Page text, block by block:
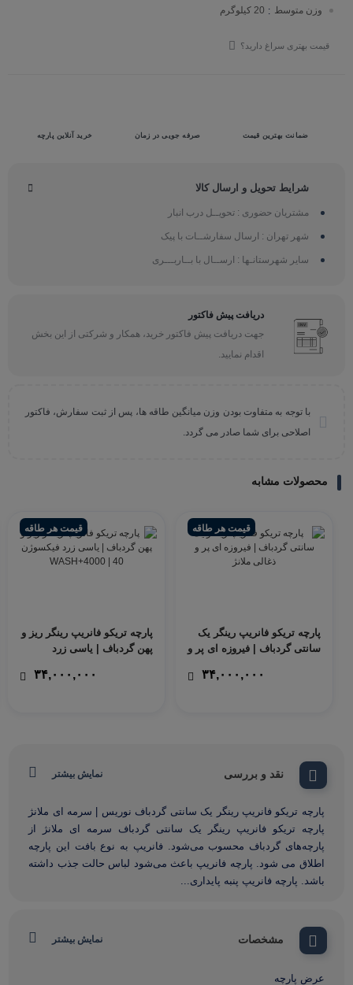
وزن متوسط : 20 کیلوگرم
قیمت بهتری سراغ دارید؟
ضمانت بهترین قیمت صرفه جویی در زمان خرید آنلاین پارچه
شرایط تحویل و ارسال کالا
مشتریان حضوری : تحویــل درب انبار
شهر تهران : ارسال سفارشــات با پیک
سایر شهرستانـها : ارســال با بــاربـــری
دریافت پیش فاکتور
جهت دریافت پیش فاکتور خرید، همکار و شرکتی از این بخش
اقدام نمایید.
با توجه به متفاوت بودن وزن میانگین طاقه ها، پس از ثبت سفارش، فاکتور
اصلاحی برای شما صادر می گردد.
محصولات مشابه
قیمت هر طاقه
پارچه تریکو فانریپ رینگر یک
سانتی گردباف | فیروزه ای پر و
۳۴,۰۰۰,۰۰۰
قیمت هر طاقه
پارچه تریکو فانریپ رینگر ریز و
پهن گردباف | یاسی زرد
۳۴,۰۰۰,۰۰۰
نقد و بررسی نمایش بیشتر
پارچه تریکو فانریپ رینگر یک سانتی گردباف نوریس | سرمه ای ملانژ
پارچه تریکو فانریپ رینگر یک سانتی گردباف سرمه ای ملانژ از
پارچه‌های گردباف محسوب می‌شود. فانریپ به نوع بافت این پارچه
اطلاق می شود. پارچه فانریپ باعث می‌شود لباس حالت جذب داشته
باشد. پارچه فانریپ پنبه پایداری...
مشخصات نمایش بیشتر
عرض پارچه